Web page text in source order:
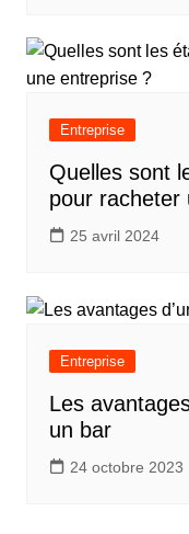
Entreprise
Quelles sont
pour racheter
25 avril 2024
Entreprise
Les
un bar
24 octobre 2023